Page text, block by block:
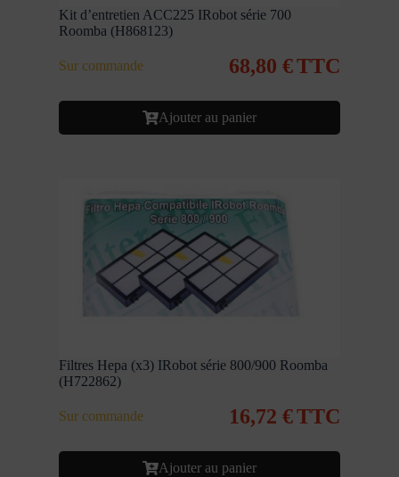
Kit d’entretien ACC225 IRobot série 700
Roomba (H868123)
Sur commande 68,80 €TTC
Ajouter au panier
Filtres Hepa (x3) IRobot série 800/900 Roomba
(H722862)
Sur commande 16,72 €TTC
Ajouter au panier